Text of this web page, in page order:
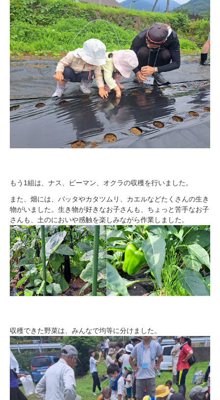
もう1組は、ナス、ピーマン、オクラの収穫を行いました。
また、畑には、バッタやカタツムリ、カエルなどたくさんの生き
物がいました。生き物が好きなお子さんも、ちょっと苦手なお子
さんも、土のにおいや感触を楽しみながら作業しました。
収穫できた野菜は、みんなで均等に分けました。